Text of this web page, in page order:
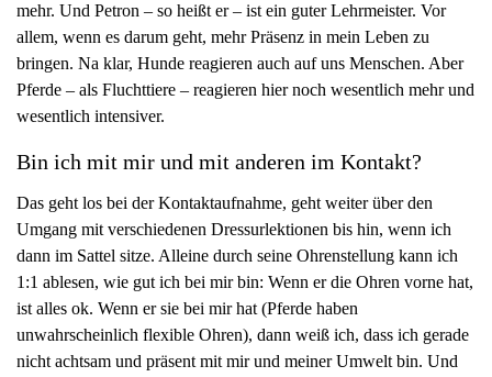
o
n
mehr. Und Petron – so heißt er – ist ein guter Lehrmeister. Vor
allem, wenn es darum geht, mehr Präsenz in mein Leben zu
bringen. Na klar, Hunde reagieren auch auf uns Menschen. Aber
Pferde – als Fluchttiere – reagieren hier noch wesentlich mehr und
wesentlich intensiver.
Bin ich mit mir und mit anderen im Kontakt?
Das geht los bei der Kontaktaufnahme, geht weiter über den
Umgang mit verschiedenen Dressurlektionen bis hin, wenn ich
dann im Sattel sitze. Alleine durch seine Ohrenstellung kann ich
1:1 ablesen, wie gut ich bei mir bin: Wenn er die Ohren vorne hat,
ist alles ok. Wenn er sie bei mir hat (Pferde haben
unwahrscheinlich flexible Ohren), dann weiß ich, dass ich gerade
nicht achtsam und präsent mit mir und meiner Umwelt bin. Und